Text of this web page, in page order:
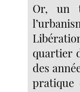
Or, un
quartier
des
pratique